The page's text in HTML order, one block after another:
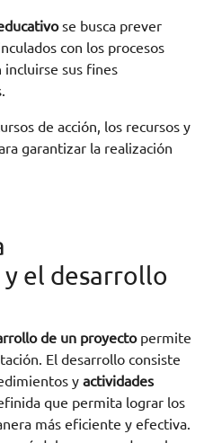
se busca prever
con los procesos
incluirse sus fines
de acción, los recursos y
garantizar la realización
el desarrollo
de un proyectopermite
El desarrollo consiste
y actividades
que permita lograr los
más eficiente y efectiva.